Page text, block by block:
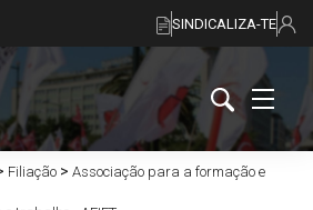
SINDICALIZA-TE
Filiação > Associação para a formação e